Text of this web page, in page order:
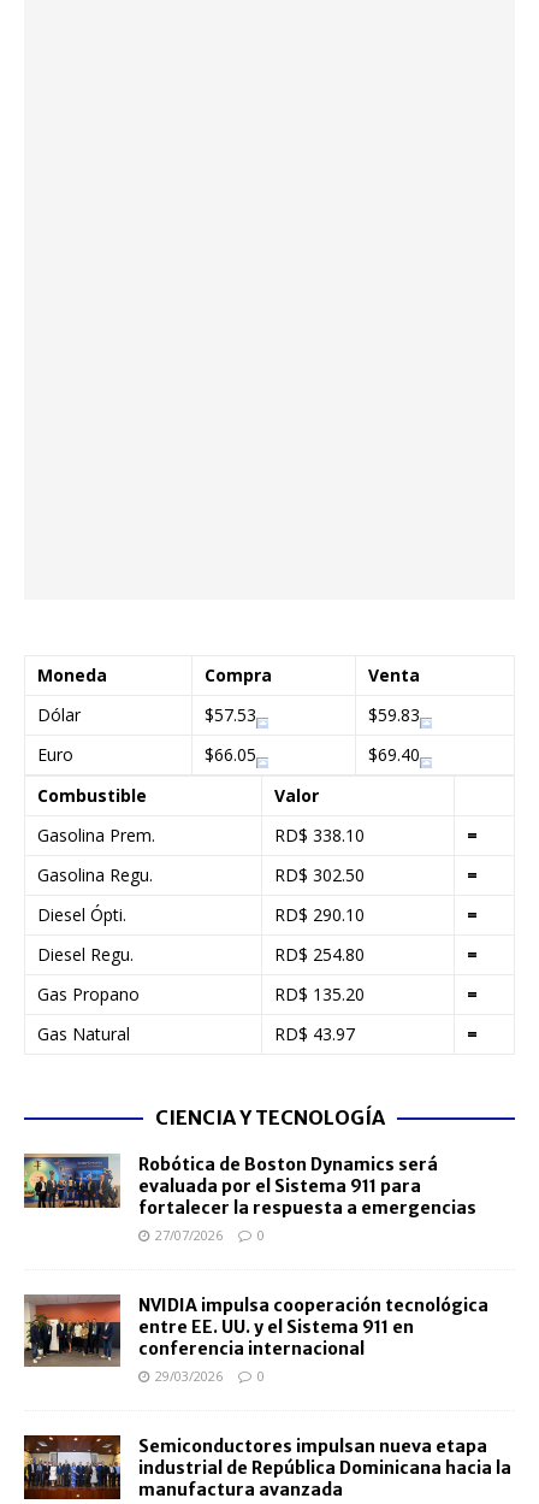
Moneda Compra
Venta
Dólar
$57.53
$59.83
Euro
$66.05
$69.40
Combustible
Valor
Gasolina Prem.
RD$ 338.10
=
Gasolina Regu.
RD$ 302.50
=
Diesel Ópti.
RD$ 290.10
=
Diesel Regu.
RD$ 254.80
=
Gas Propano
RD$ 135.20
=
Gas Natural
RD$ 43.97 =
CIENCIA Y TECNOLOGÍA
Robótica de Boston Dynamics será
evaluada por el Sistema 911 para
fortalecer la respuesta a emergencias
27/07/2026 0
NVIDIA impulsa cooperación tecnológica
entre EE. UU. y el Sistema 911 en
conferencia internacional
29/03/2026 0
Semiconductores impulsan nueva etapa
industrial de República Dominicana hacia la
manufactura avanzada